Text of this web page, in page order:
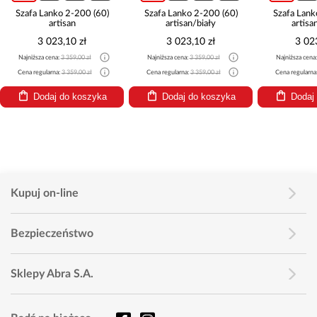
Szafa Lanko 2-200 (60)
artisan
3 023,10 zł
Najniższa cena:3 359,00 zł
Cena regularna:3 359,00 zł
Dodaj do koszyka
Szafa Lanko 2-200 (60)
artisan/biały
3 023,10 zł
Najniższa cena:3 359,00 zł
Cena regularna:3 359,00 zł
Dodaj do koszyka
Szafa
3
Najniższa
Cena
Kupuj on-line
Bezpieczeństwo
Sklepy Abra S.A.